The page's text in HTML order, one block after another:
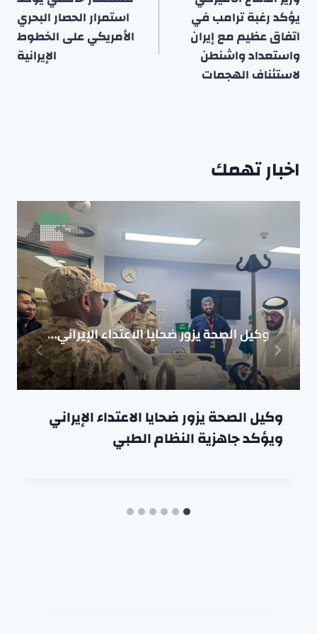
يؤكد رغبة ترامب في
اتفاق عظيم مع إيران
واستعداد واشنطن
لاستئناف الهجمات
استمرار الحصار البحري
الأمريكي على الخطوط
الإيرانية
اخبار تهمك
وكيل الصحة يزور ضحايا الاعتداء الإيراني
ويؤكد جاهزية النظام الطبي